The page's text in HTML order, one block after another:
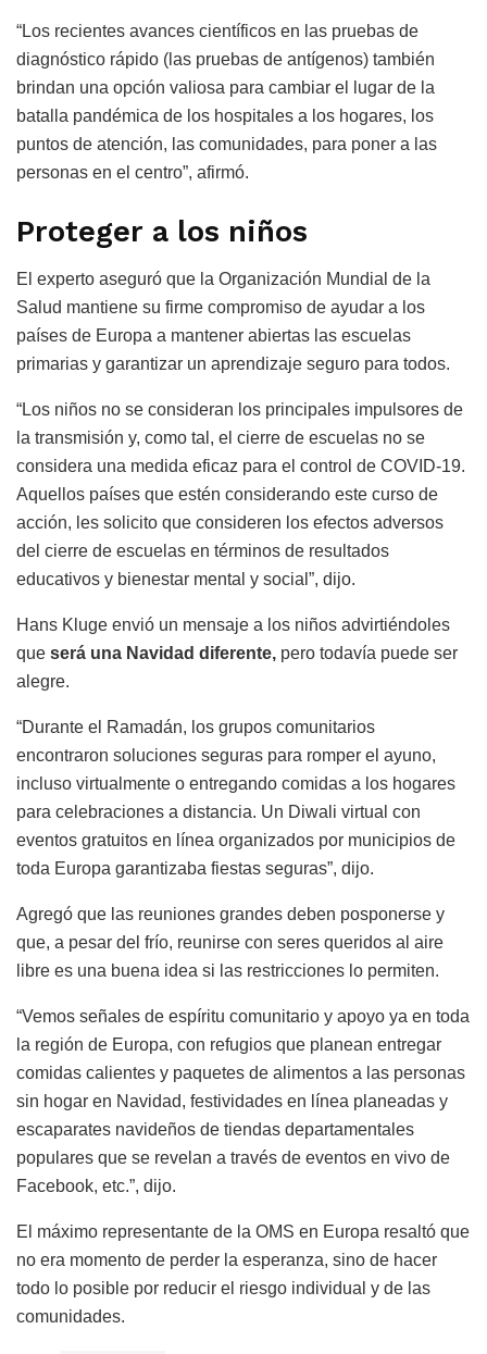
“Los recientes avances científicos en las pruebas de
diagnóstico rápido (las pruebas de antígenos) también
brindan una opción valiosa para cambiar el lugar de la
batalla pandémica de los hospitales a los hogares, los
puntos de atención, las comunidades, para poner a las
personas en el centro”, afirmó.
Proteger a los niños
El experto aseguró que la Organización Mundial de la
Salud mantiene su firme compromiso de ayudar a los
países de Europa a mantener abiertas las escuelas
primarias y garantizar un aprendizaje seguro para todos.
“Los niños no se consideran los principales impulsores de
la transmisión y, como tal, el cierre de escuelas no se
considera una medida eficaz para el control de COVID-19.
Aquellos países que estén considerando este curso de
acción, les solicito que consideren los efectos adversos
del cierre de escuelas en términos de resultados
educativos y bienestar mental y social”, dijo.
Hans Kluge envió un mensaje a los niños advirtiéndoles
que será una Navidad diferente, pero todavía puede ser
alegre.
“Durante el Ramadán, los grupos comunitarios
encontraron soluciones seguras para romper el ayuno,
incluso virtualmente o entregando comidas a los hogares
para celebraciones a distancia. Un Diwali virtual con
eventos gratuitos en línea organizados por municipios de
toda Europa garantizaba fiestas seguras”, dijo.
Agregó que las reuniones grandes deben posponerse y
que, a pesar del frío, reunirse con seres queridos al aire
libre es una buena idea si las restricciones lo permiten.
“Vemos señales de espíritu comunitario y apoyo ya en toda
la región de Europa, con refugios que planean entregar
comidas calientes y paquetes de alimentos a las personas
sin hogar en Navidad, festividades en línea planeadas y
escaparates navideños de tiendas departamentales
populares que se revelan a través de eventos en vivo de
Facebook, etc.”, dijo.
El máximo representante de la OMS en Europa resaltó que
no era momento de perder la esperanza, sino de hacer
todo lo posible por reducir el riesgo individual y de las
comunidades.